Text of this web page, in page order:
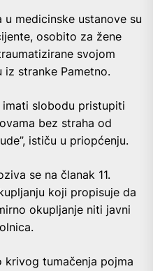
u medicinske ustanove su
osobito za žene
svojom
iz stranke Pametno.
imati slobodu pristupiti
bez straha od
ističu u priopćenju.
se na članak 11.
koji propisuje da
okupljanje niti javni
krivog tumačenja pojma